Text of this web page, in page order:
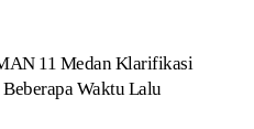
11 Medan Klarifikasi
Waktu Lalu